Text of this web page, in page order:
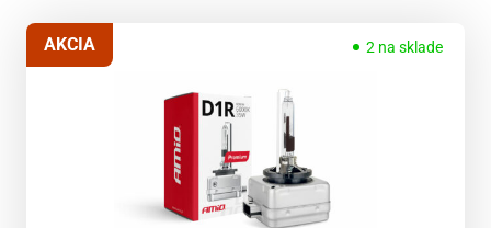
2 na sklade
AKCIA